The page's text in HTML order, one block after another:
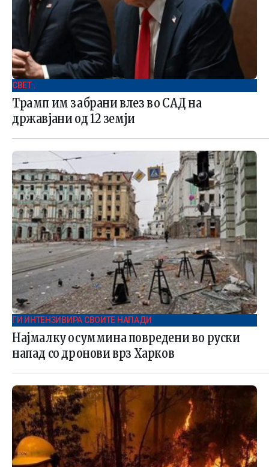
СВЕТ .
Трамп им забрани влез во САД на
државјани од 12 земји
ГИ ИНТЕНЗИВИРА СВОИТЕ НАПАДИ
Најмалку осуммина повредени во руски
напад со дронови врз Харков